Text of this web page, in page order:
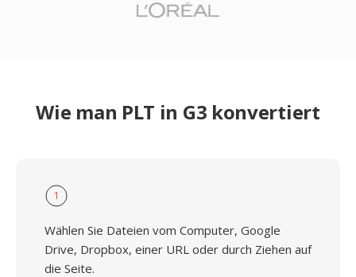
Wie man PLT in G3 konvertiert
1
Wählen Sie Dateien vom Computer, Google
Drive, Dropbox, einer URL oder durch Ziehen auf
die Seite.